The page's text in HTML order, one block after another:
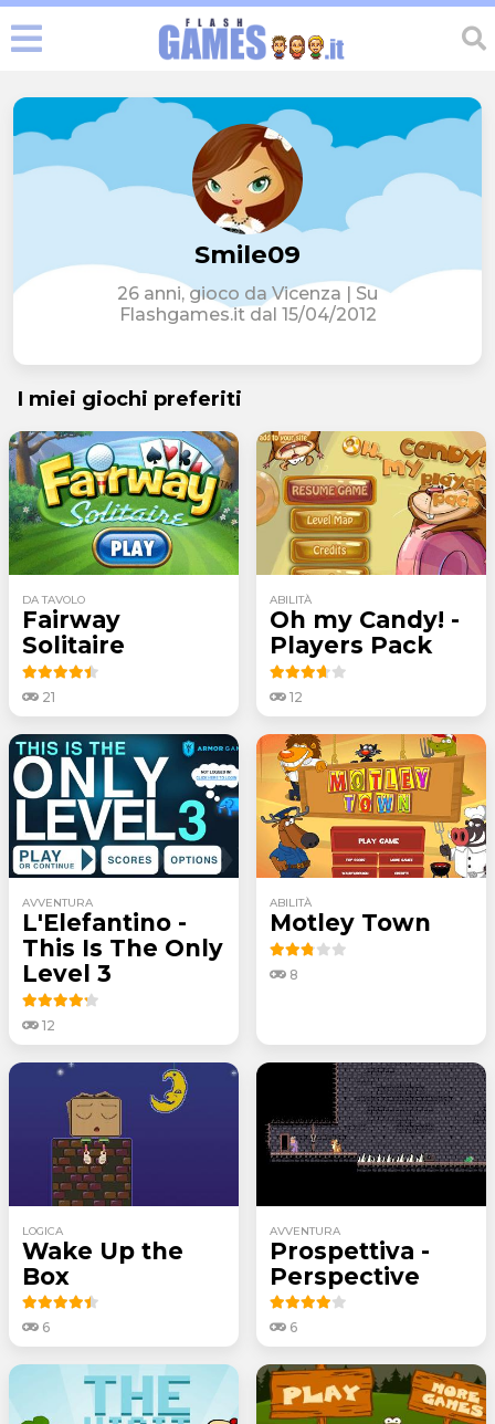
Smile09
26 anni, gioco da Vicenza | Su
Flashgames.it dal 15/04/2012
I miei giochi preferiti
DA TAVOLO
Fairway
Solitaire
21
ABILITÀ
Oh my Candy! -
Players Pack
12
AVVENTURA
L'Elefantino -
This Is The Only
Level 3
12
ABILITÀ
Motley Town
8
LOGICA
Wake Up the
Box
6
AVVENTURA
Prospettiva -
Perspective
6